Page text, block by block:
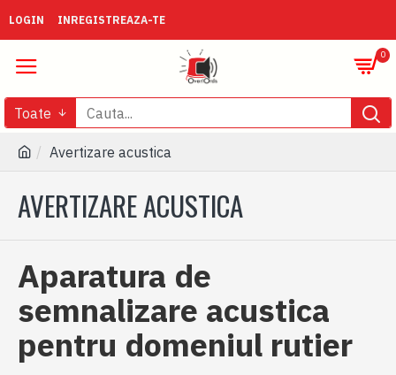
LOGIN INREGISTREAZA-TE
0
Toate
Avertizare acustica
AVERTIZARE ACUSTICA
Aparatura de
semnalizare acustica
pentru domeniul rutier